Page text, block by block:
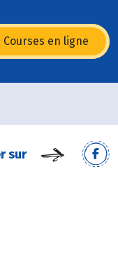
Courses en ligne
sur